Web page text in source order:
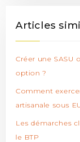
Articles
Créer une SASU
option ?
Comment
artisanale sous
Les démarches
le BTP